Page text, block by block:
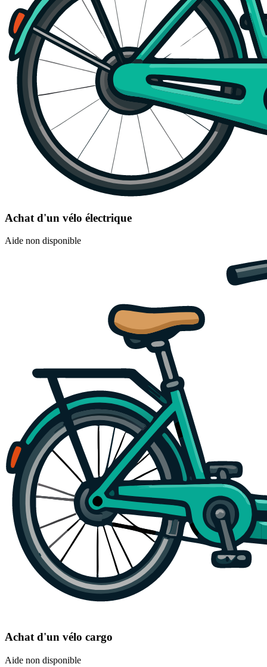
Achat d'un vélo électrique
Aide non disponible
Achat d'un vélo cargo
Aide non disponible